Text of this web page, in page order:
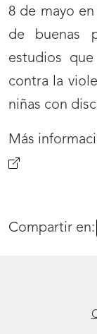
8 de mayo
de buenas
estudios
contra la
niñas con
Más
Compartir en: